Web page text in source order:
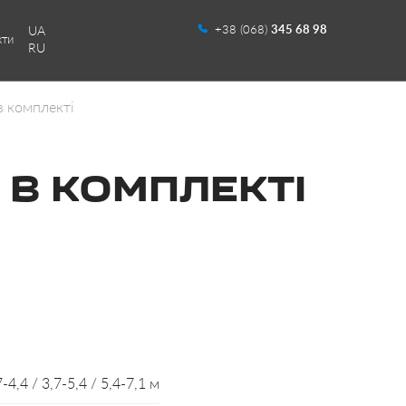
+38 (068) 345 68 98
RU
UA
комплекті
КОМПЛЕКТІ
4,4 / 3,7-5,4 / 5,4-7,1 м